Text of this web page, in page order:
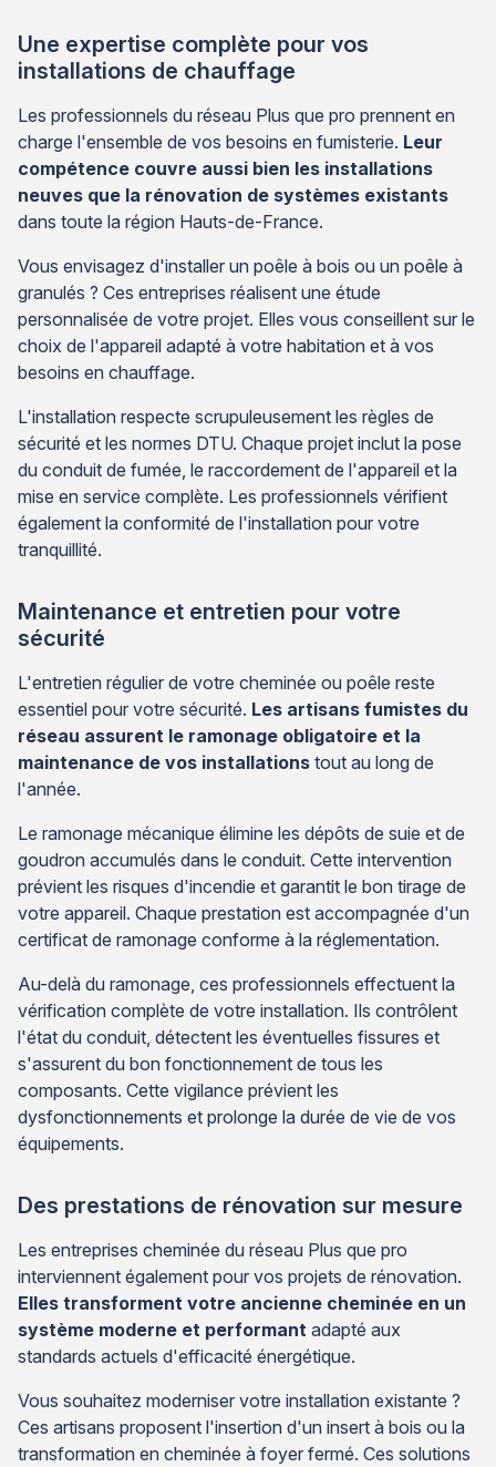
Une expertise complète pour vos
installations de chauffage
Les professionnels du réseau Plus que pro prennent en
charge l'ensemble de vos besoins en fumisterie. Leur
compétence couvre aussi bien les installations
neuves que la rénovation de systèmes existants
dans toute la région Hauts-de-France.
Vous envisagez d'installer un poêle à bois ou un poêle à
granulés ? Ces entreprises réalisent une étude
personnalisée de votre projet. Elles vous conseillent sur le
choix de l'appareil adapté à votre habitation et à vos
besoins en chauffage.
L'installation respecte scrupuleusement les règles de
sécurité et les normes DTU. Chaque projet inclut la pose
du conduit de fumée, le raccordement de l'appareil et la
mise en service complète. Les professionnels vérifient
également la conformité de l'installation pour votre
tranquillité.
Maintenance et entretien pour votre
sécurité
L'entretien régulier de votre cheminée ou poêle reste
essentiel pour votre sécurité. Les artisans fumistes du
réseau assurent le ramonage obligatoire et la
maintenance de vos installations tout au long de
l'année.
Le ramonage mécanique élimine les dépôts de suie et de
goudron accumulés dans le conduit. Cette intervention
prévient les risques d'incendie et garantit le bon tirage de
votre appareil. Chaque prestation est accompagnée d'un
certificat de ramonage conforme à la réglementation.
Au-delà du ramonage, ces professionnels effectuent la
vérification complète de votre installation. Ils contrôlent
l'état du conduit, détectent les éventuelles fissures et
s'assurent du bon fonctionnement de tous les
composants. Cette vigilance prévient les
dysfonctionnements et prolonge la durée de vie de vos
équipements.
Des prestations de rénovation sur mesure
Les entreprises cheminée du réseau Plus que pro
interviennent également pour vos projets de rénovation.
Elles transforment votre ancienne cheminée en un
système moderne et performant adapté aux
standards actuels d'efficacité énergétique.
Vous souhaitez moderniser votre installation existante ?
Ces artisans proposent l'insertion d'un insert à bois ou la
transformation en cheminée à foyer fermé. Ces solutions